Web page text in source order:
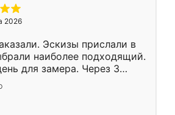
2026
Эскизы прислали в
наиболее подходящий.
для замера. Через 3
уже готова. Остались
Спасибо Ренессанс
работу!